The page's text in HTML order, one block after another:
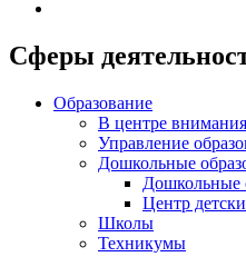
Сферы
Образование
В центре внимания
Управление
Дошкольные
Дошкольные
Центр
Школы
Техникумы